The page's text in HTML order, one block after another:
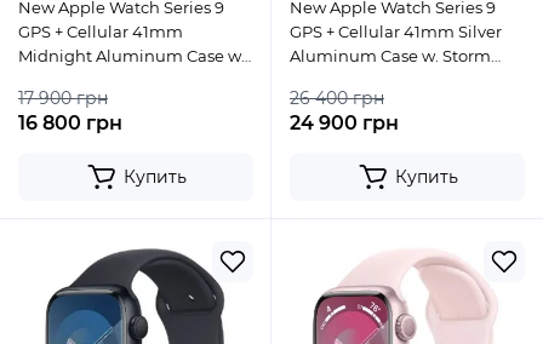
New Apple Watch Series 9
GPS + Cellular 41mm
Midnight Aluminum Case w.
17 900 грн
16 800 грн
Купить
New Apple Watch Series 9
GPS + Cellular 41mm Silver
Aluminum Case w. Storm
26 400 грн
24 900 грн
Купить